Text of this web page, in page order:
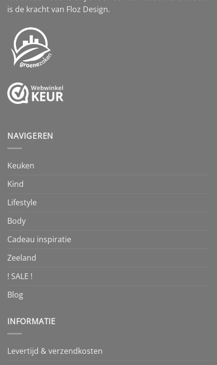
is de kracht van Floz Design.
NAVIGEREN
Keuken
Kind
Lifestyle
Body
Cadeau inspiratie
Zeeland
! SALE !
Blog
INFORMATIE
Levertijd & verzendkosten